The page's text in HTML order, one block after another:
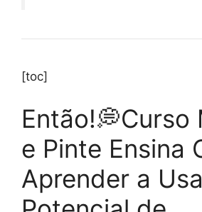
[toc]
Então!💭Curso
e Pinte Ensina
Aprender a